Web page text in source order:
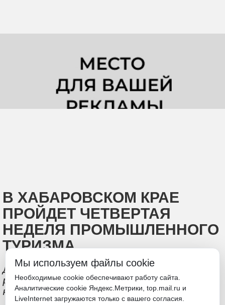
В ХАБАРОВСКОМ КРАЕ
ПРОЙДЕТ ЧЕТВЕРТАЯ
НЕДЕЛЯ ПРОМЫШЛЕННОГО
ТУРИЗМА
Декабрь начнется для жителей и гостей
региона с бесплатных экскурсий по
крупнейшим предприятиям
Мы используем файлы cookie
Необходимые cookie обеспечивают работу сайта.
Аналитические cookie Яндекс.Метрики, top.mail.ru и
LiveInternet загружаются только с вашего согласия.